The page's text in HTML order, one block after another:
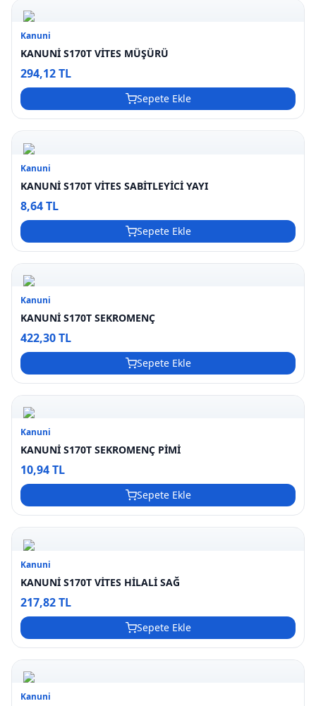
Kanuni
KANUNİ S170T VİTES MÜŞÜRÜ
294,12 TL
Sepete Ekle
Kanuni
KANUNİ S170T VİTES SABİTLEYİCİ YAYI
8,64 TL
Sepete Ekle
Kanuni
KANUNİ S170T SEKROMENÇ
422,30 TL
Sepete Ekle
Kanuni
KANUNİ S170T SEKROMENÇ PİMİ
10,94 TL
Sepete Ekle
Kanuni
KANUNİ S170T VİTES HİLALİ SAĞ
217,82 TL
Sepete Ekle
Kanuni